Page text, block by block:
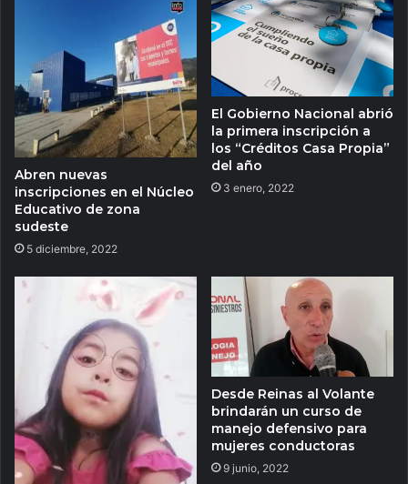
Abren nuevas
inscripciones en el Núcleo
Educativo de zona
sudeste
5 diciembre, 2022
El Gobierno Nacional abrió
la primera inscripción a
los “Créditos Casa Propia”
del año
3 enero, 2022
Desde Reinas al Volante
brindarán un curso de
manejo defensivo para
mujeres conductoras
9 junio, 2022